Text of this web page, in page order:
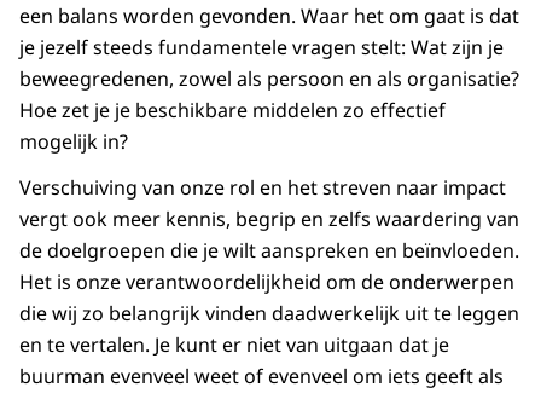
een balans worden gevonden. Waar het om gaat is dat
je jezelf steeds fundamentele vragen stelt: Wat zijn je
beweegredenen, zowel als persoon en als organisatie?
Hoe zet je je beschikbare middelen zo effectief
mogelijk in?
Verschuiving van onze rol en het streven naar impact
vergt ook meer kennis, begrip en zelfs waardering van
de doelgroepen die je wilt aanspreken en beïnvloeden.
Het is onze verantwoordelijkheid om de onderwerpen
die wij zo belangrijk vinden daadwerkelijk uit te leggen
en te vertalen. Je kunt er niet van uitgaan dat je
buurman evenveel weet of evenveel om iets geeft als